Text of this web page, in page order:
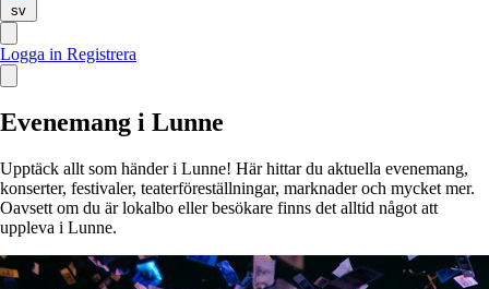
sv
Logga in Registrera
Evenemang i Lunne
Upptäck allt som händer i Lunne! Här hittar du aktuella evenemang,
konserter, festivaler, teaterföreställningar, marknader och mycket mer.
Oavsett om du är lokalbo eller besökare finns det alltid något att
uppleva i Lunne.